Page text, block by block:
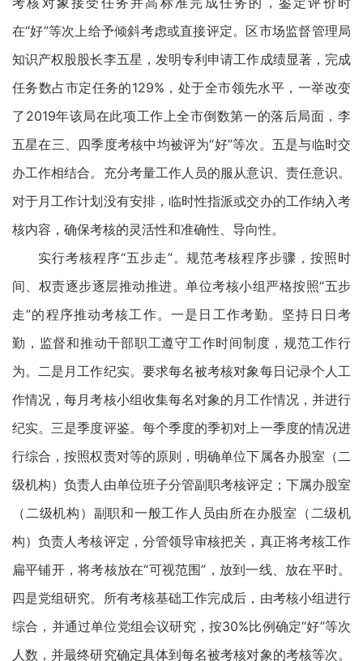
在“好”等次上给予倾斜考虑或直接评定。区市场监督管理局
知识产权股股长李五星，发明专利申请工作成绩显著，完成
任务数占市定任务的129%，处于全市领先水平，一举改变
了2019年该局在此项工作上全市倒数第一的落后局面，李
五星在三、四季度考核中均被评为“好”等次。五是与临时交
办工作相结合。充分考量工作人员的服从意识、责任意识。
对于月工作计划没有安排，临时性指派或交办的工作纳入考
核内容，确保考核的灵活性和准确性、导向性。
实行考核程序“五步走”。规范考核程序步骤，按照时
间、权责逐步逐层推动推进。单位考核小组严格按照“五步
走”的程序推动考核工作。一是日工作考勤。坚持日日考
勤，监督和推动干部职工遵守工作时间制度，规范工作行
为。二是月工作纪实。要求每名被考核对象每日记录个人工
作情况，每月考核小组收集每名对象的月工作情况，并进行
纪实。三是季度评鉴。每个季度的季初对上一季度的情况进
行综合，按照权责对等的原则，明确单位下属各办股室（二
级机构）负责人由单位班子分管副职考核评定；下属办股室
（二级机构）副职和一般工作人员由所在办股室（二级机
构）负责人考核评定，分管领导审核把关，真正将考核工作
扁平铺开，将考核放在“可视范围”，放到一线、放在平时。
四是党组研究。所有考核基础工作完成后，由考核小组进行
综合，并通过单位党组会议研究，按30%比例确定“好”等次
人数，并最终研究确定具体到每名被考核对象的考核等次。